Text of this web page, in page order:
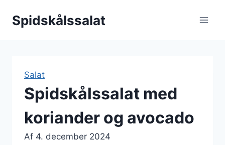
Spidskålssalat
Salat
Spidskålssalat med
koriander og avocado
Af 4. december 2024